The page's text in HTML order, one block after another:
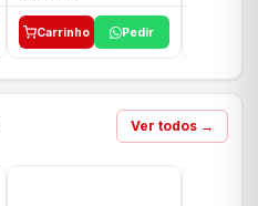
Carrinho Pedir
Ver todos →